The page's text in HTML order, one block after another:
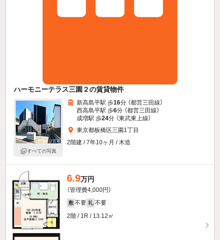
ハーモニーテラス三園２の賃貸物件
すべての写真
新高島平駅 歩16分 （都営三田線）
西高島平駅 歩6分 （都営三田線）
成増駅 歩24分 （東武東上線）
東京都板橋区三園1丁目
2階建 / 7年10ヶ月 / 木造
6.9万円
（管理費4,000円）
敷 不要 礼 不要
2階 / 1R / 13.12㎡